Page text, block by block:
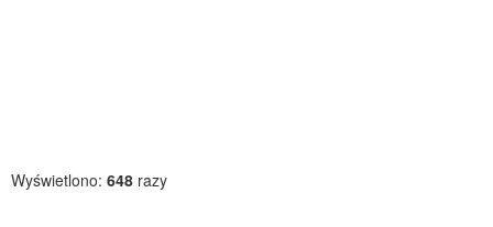
Wyświetlono: 648 razy